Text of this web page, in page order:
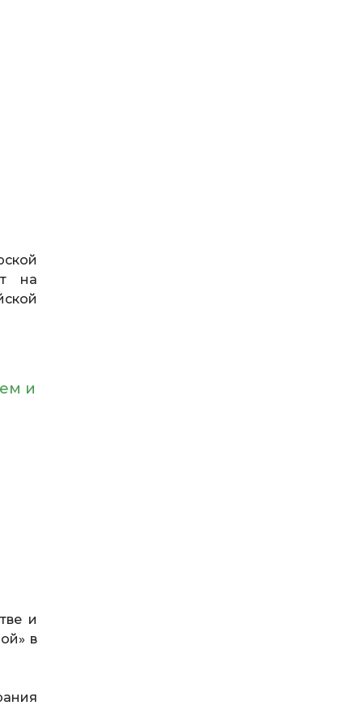
на
и
и
в